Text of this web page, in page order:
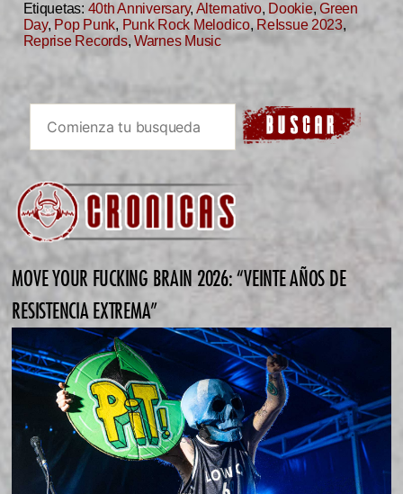
Etiquetas: 40th Anniversary, Alternativo, Dookie,Green
Day, Pop Punk, Punk Rock Melodico, ReIssue 2023,
Reprise Records, Warnes Music
MOVE YOUR FUCKING BRAIN 2026: “VEINTE AÑOS DE
RESISTENCIA EXTREMA”